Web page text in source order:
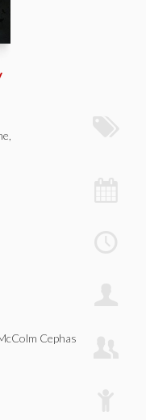
Cephas